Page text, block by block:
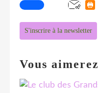
S'inscrire à la newsletter
Vous